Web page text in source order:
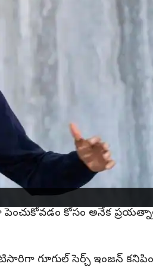
తెలిసిందే. దాదాపు
మధ్య యాంటీట్రస్ట్
వినిపించారు. గూగుల్
కోసం అనేక
గూగుల్ సెర్చ్ ఇంజన్